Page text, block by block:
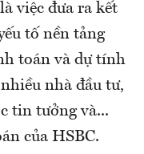
việc đưa ra kết
tố nền tảng
toán và dự tính
nhà đầu tư,
tin tưởng và...
của HSBC.